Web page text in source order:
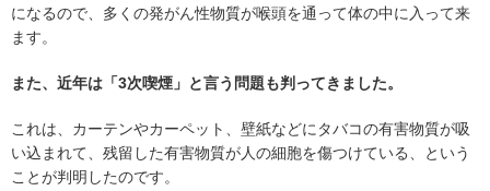
になるので、多くの発がん性物質が喉頭を通って体の中に入って来
ます。
また、近年は「3次喫煙」と言う問題も判ってきました。
これは、カーテンやカーペット、壁紙などにタバコの有害物質が吸
い込まれて、残留した有害物質が人の細胞を傷つけている、という
ことが判明したのです。